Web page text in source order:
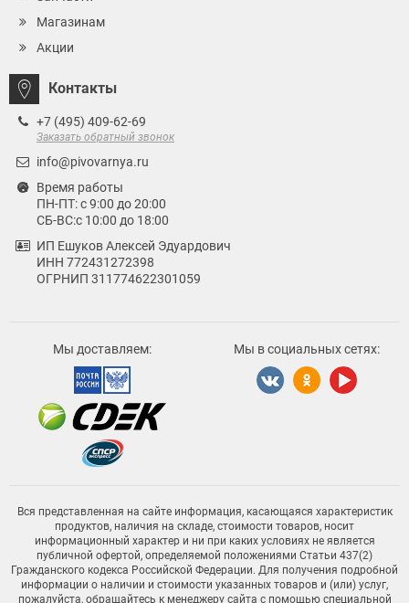
Магазинам
Акции
Контакты
+7 (495) 409-62-69
Заказать обратный звонок
info@pivovarnya.ru
Время работы
ПН-ПТ: с 9:00 до 20:00
СБ-ВС:с 10:00 до 18:00
ИП Ешуков Алексей Эдуардович
ИНН 772431272398
ОГРНИП 311774622301059
Мы доставляем: Мы в социальных сетях:
Вся представленная на сайте информация, касающаяся характеристик
продуктов, наличия на складе, стоимости товаров, носит
информационный характер и ни при каких условиях не является
публичной офертой, определяемой положениями Статьи 437(2)
Гражданского кодекса Российской Федерации. Для получения подробной
информации о наличии и стоимости указанных товаров и (или) услуг,
пожалуйста, обращайтесь к менеджеру сайта с помощью специальной